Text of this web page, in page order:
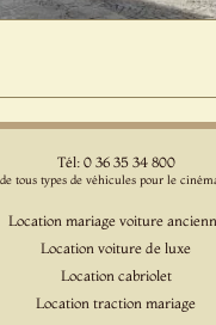
Tél: 0 36 35 34 800
tous types de véhicules pour le
Location mariage voiture
Location voiture de luxe
Location cabriolet
Location traction mariage